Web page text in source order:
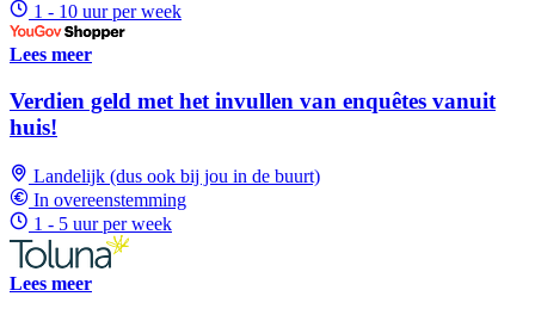
1 - 10 uur per week
Lees meer
Verdien geld met het invullen van enquêtes vanuit
huis!
Landelijk (dus ook bij jou in de buurt)
In overeenstemming
1 - 5 uur per week
Lees meer